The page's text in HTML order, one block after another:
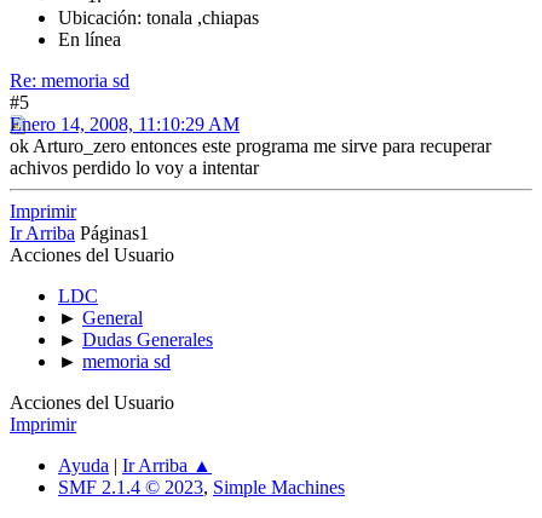
Ubicación: tonala ,chiapas
En línea
Re: memoria sd
#5
Enero 14, 2008, 11:10:29 AM
ok Arturo_zero entonces este programa me sirve para recuperar
achivos perdido lo voy a intentar
Imprimir
Ir Arriba Páginas1
Acciones del Usuario
LDC
► General
► Dudas Generales
► memoria sd
Acciones del Usuario
Imprimir
Ayuda | Ir Arriba ▲
SMF 2.1.4 © 2023, Simple Machines